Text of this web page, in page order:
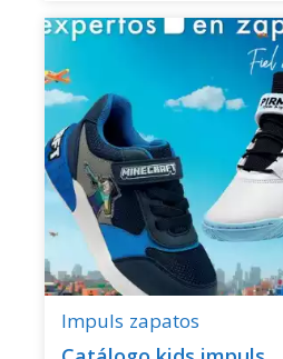
Impuls zapatos